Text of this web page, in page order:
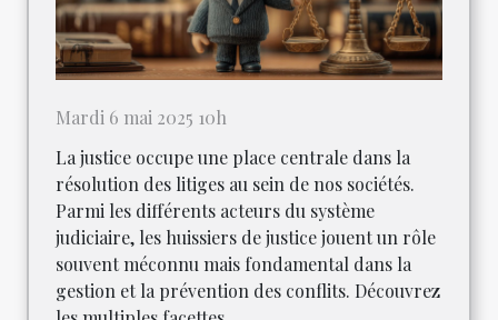
Mardi 6 mai 2025 10h
La justice occupe une place centrale dans la
résolution des litiges au sein de nos sociétés.
Parmi les différents acteurs du système
judiciaire, les huissiers de justice jouent un rôle
souvent méconnu mais fondamental dans la
gestion et la prévention des conflits. Découvrez